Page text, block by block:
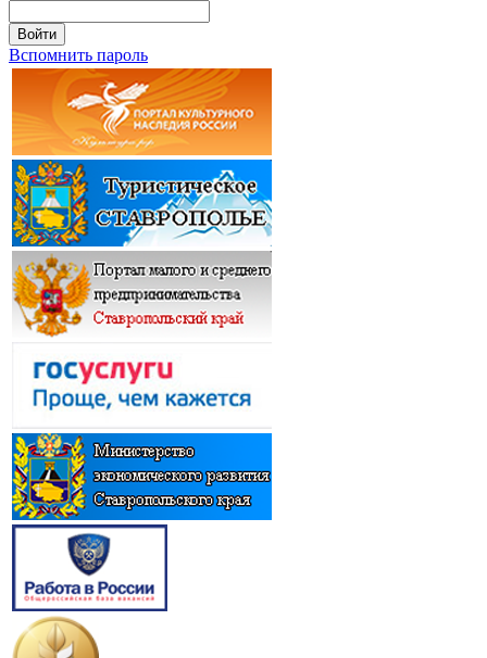
Войти
Вспомнить пароль